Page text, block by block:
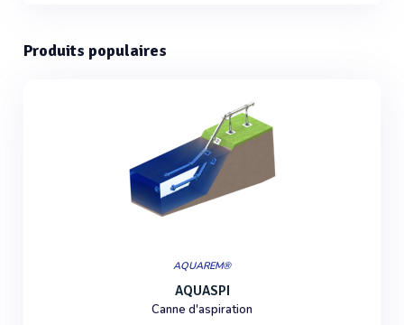
Produits populaires
AQUAREM®
AQUASPI
Canne d'aspiration